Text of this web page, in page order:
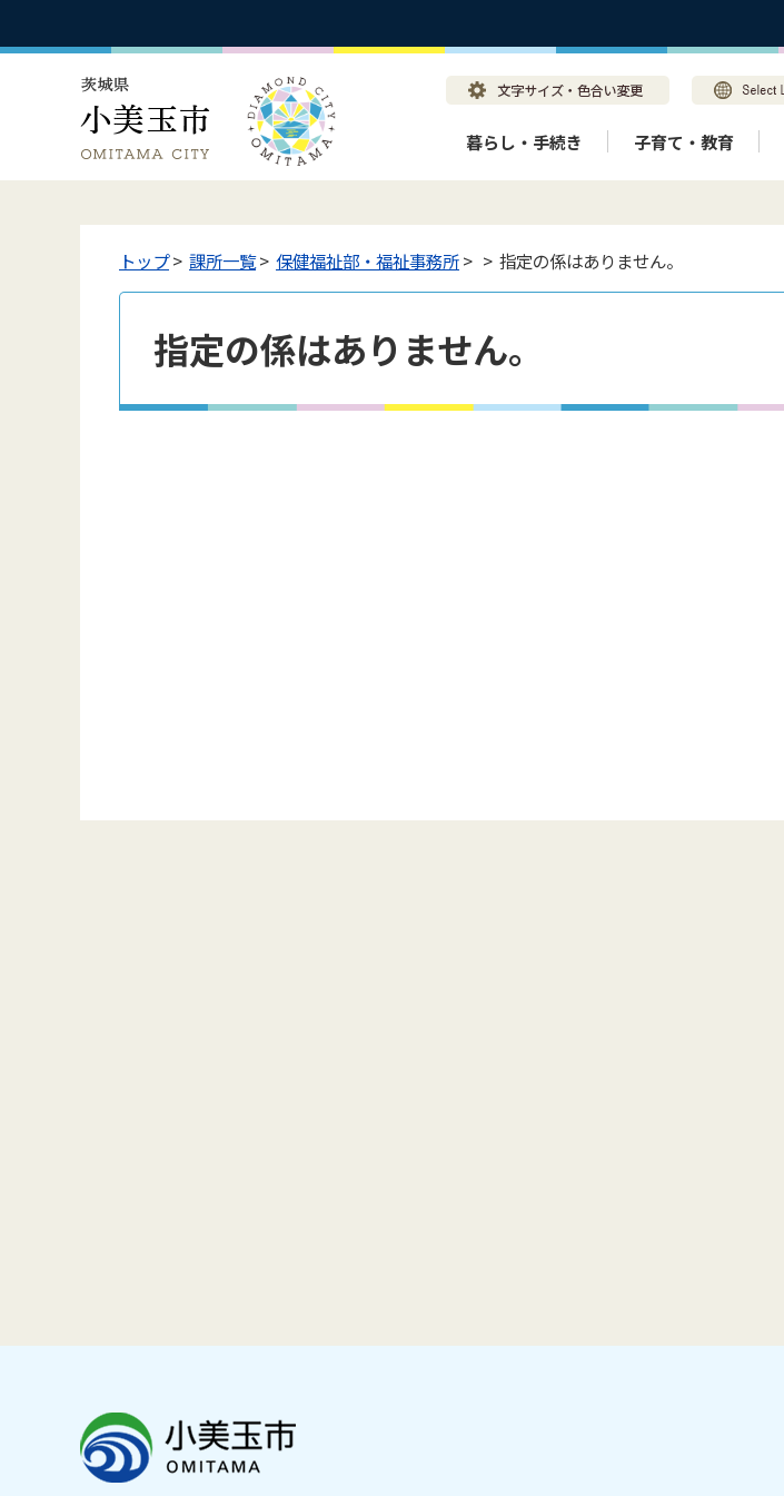
暮らし・手続き 子育て・教育
トップ> 課所一覧> 保健福祉部・福祉事務所> > 指定の係はありません。
指定の係はありません。